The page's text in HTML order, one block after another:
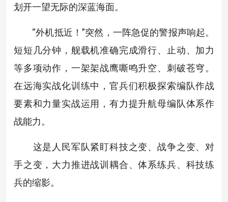
划开一望无际的深蓝海面。
“外机抵近！”突然，一阵急促的警报声响起。
短短几分钟，舰载机准确完成滑行、止动、加力
等多项动作，一架架战鹰嘶鸣升空、刺破苍穹。
在远海实战化训练中，官兵们积极探索编队作战
要素和力量实战运用，有力提升航母编队体系作
战能力。
这是人民军队紧盯科技之变、战争之变、对
手之变，大力推进战训耦合、体系练兵、科技练
兵的缩影。